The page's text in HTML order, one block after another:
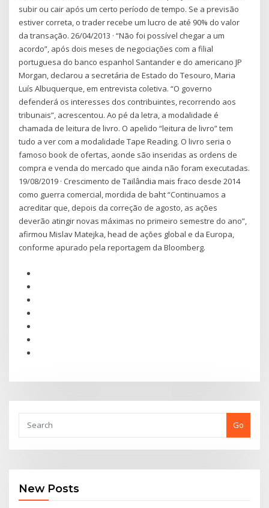
subir ou cair após um certo período de tempo. Se a previsão
estiver correta, o trader recebe um lucro de até 90% do valor
da transação. 26/04/2013 · “Não foi possível chegar a um
acordo”, após dois meses de negociações com a filial
portuguesa do banco espanhol Santander e do americano JP
Morgan, declarou a secretária de Estado do Tesouro, Maria
Luís Albuquerque, em entrevista coletiva. “O governo
defenderá os interesses dos contribuintes, recorrendo aos
tribunais”, acrescentou. Ao pé da letra, a modalidade é
chamada de leitura de livro. O apelido “leitura de livro” tem
tudo a ver com a modalidade Tape Reading. O livro seria o
famoso book de ofertas, aonde são inseridas as ordens de
compra e venda do mercado que ainda não foram executadas.
19/08/2019 · Crescimento de Tailândia mais fraco desde 2014
como guerra comercial, mordida de baht “Continuamos a
acreditar que, depois da correção de agosto, as ações
deverão atingir novas máximas no primeiro semestre do ano”,
afirmou Mislav Matejka, head de ações global e da Europa,
conforme apurado pela reportagem da Bloomberg.
Go
New Posts